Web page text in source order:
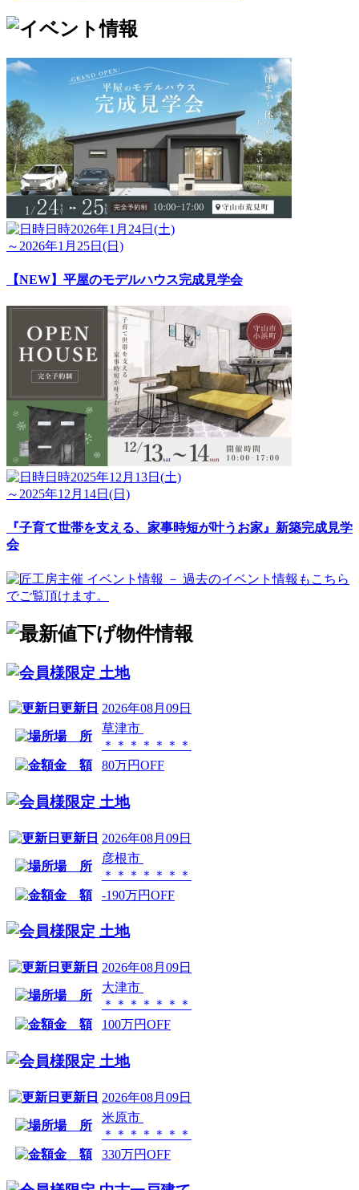
日時2026年1月24日(土)
～2026年1月25日(日)
【NEW】平屋のモデルハウス完成見学会
日時2025年12月13日(土)
～2025年12月14日(日)
『子育て世帯を支える、家事時短が叶うお家』新築完成見学
会
土地
更新日 2026年08月09日
場 所
草津市
＊＊＊＊＊＊＊
金 額
80万円OFF
土地
更新日 2026年08月09日
場 所
彦根市
＊＊＊＊＊＊＊
金 額
-190万円OFF
土地
更新日 2026年08月09日
場 所
大津市
＊＊＊＊＊＊＊
金 額
100万円OFF
土地
更新日 2026年08月09日
場 所
米原市
＊＊＊＊＊＊＊
金 額
330万円OFF